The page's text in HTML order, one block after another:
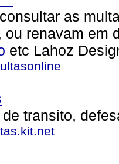
as
ou renavam em
etc Lahoz
transito,